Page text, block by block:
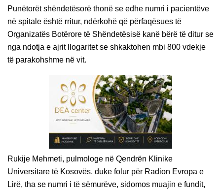
Punëtorët shëndetësorë thonë se edhe numri i pacientëve
në spitale është rritur, ndërkohë që përfaqësues të
Organizatës Botërore të Shëndetësisë kanë bërë të ditur se
nga ndotja e ajrit llogaritet se shkaktohen mbi 800 vdekje
të parakohshme në vit.
Rukije Mehmeti, pulmologe në Qendrën Klinike
Universitare të Kosovës, duke folur për Radion Evropa e
Lirë, tha se numri i të sëmurëve, sidomos muajin e fundit,